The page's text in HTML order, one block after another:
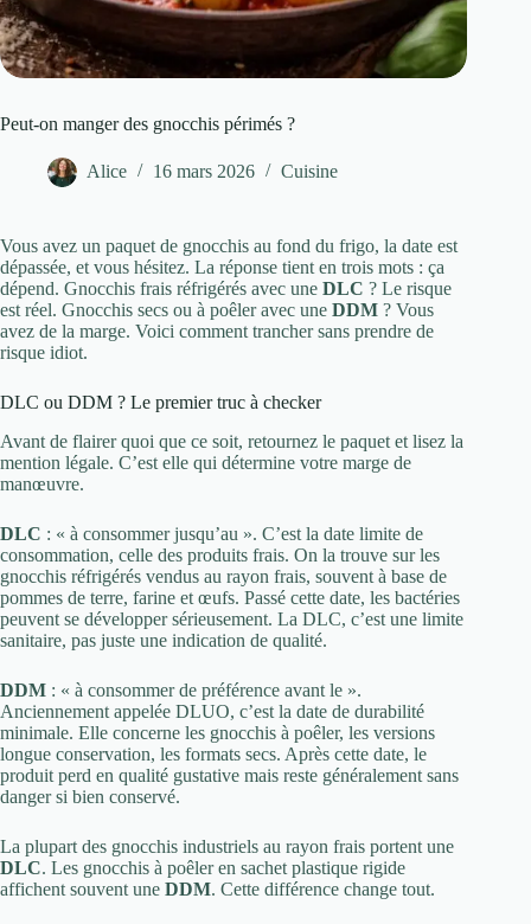
Peut-on manger des gnocchis périmés ?
Alice 16 mars 2026 Cuisine
Vous avez un paquet de gnocchis au fond du frigo, la date est
dépassée, et vous hésitez. La réponse tient en trois mots : ça
dépend. Gnocchis frais réfrigérés avec une DLC ? Le risque
est réel. Gnocchis secs ou à poêler avec une DDM ? Vous
avez de la marge. Voici comment trancher sans prendre de
risque idiot.
DLC ou DDM ? Le premier truc à checker
Avant de flairer quoi que ce soit, retournez le paquet et lisez la
mention légale. C’est elle qui détermine votre marge de
manœuvre.
DLC : « à consommer jusqu’au ». C’est la date limite de
consommation, celle des produits frais. On la trouve sur les
gnocchis réfrigérés vendus au rayon frais, souvent à base de
pommes de terre, farine et œufs. Passé cette date, les bactéries
peuvent se développer sérieusement. La DLC, c’est une limite
sanitaire, pas juste une indication de qualité.
DDM : « à consommer de préférence avant le ».
Anciennement appelée DLUO, c’est la date de durabilité
minimale. Elle concerne les gnocchis à poêler, les versions
longue conservation, les formats secs. Après cette date, le
produit perd en qualité gustative mais reste généralement sans
danger si bien conservé.
La plupart des gnocchis industriels au rayon frais portent une
DLC. Les gnocchis à poêler en sachet plastique rigide
affichent souvent une DDM. Cette différence change tout.